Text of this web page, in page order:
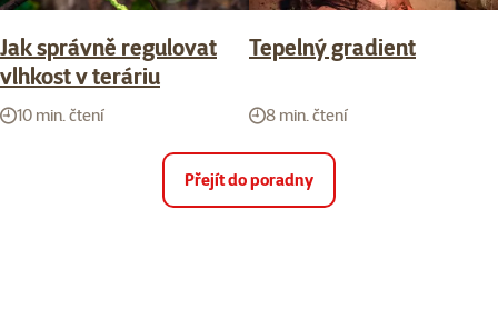
Jak správně regulovat
vlhkost v teráriu
10 min. čtení
Tepelný gradient
8 min. čtení
Přejít do poradny